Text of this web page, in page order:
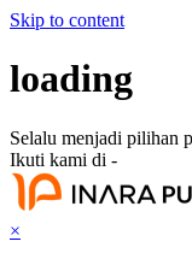
Skip to content
loading
Selalu menjadi pilihan
Ikuti kami di -
×